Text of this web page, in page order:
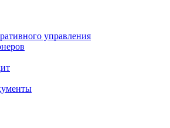
управления